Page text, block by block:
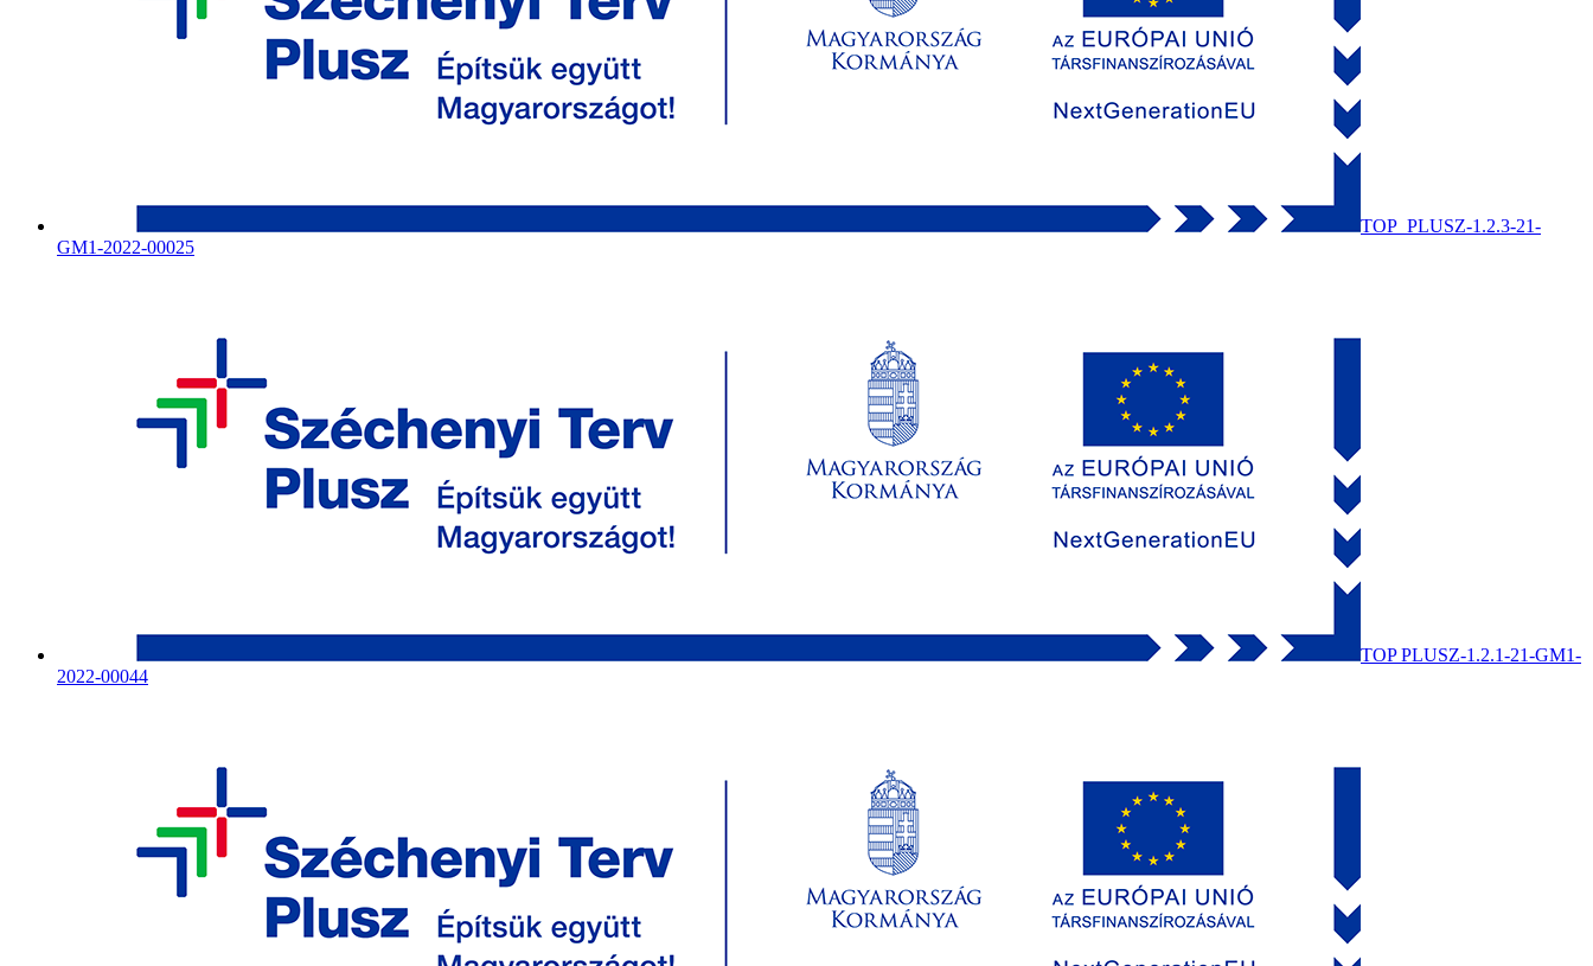
TOP_PLUSZ-1.2.3-21-
GM1-2022-00025
TOP PLUSZ-1.2.1-21-GM1-
2022-00044